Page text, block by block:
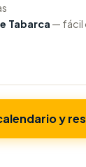
Tabarca — fácil
y